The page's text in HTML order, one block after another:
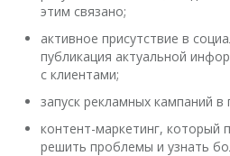
этим связано;
активное присутствие в
публикация актуальной
с клиентами;
запуск рекламных кампаний в
контент-маркетинг, который
решить проблемы и узнать